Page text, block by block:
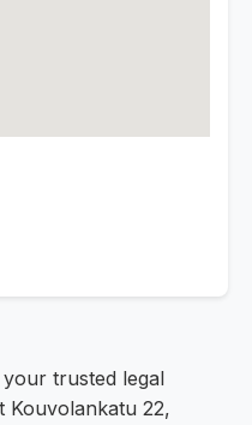
your trusted legal
Kouvolankatu 22,